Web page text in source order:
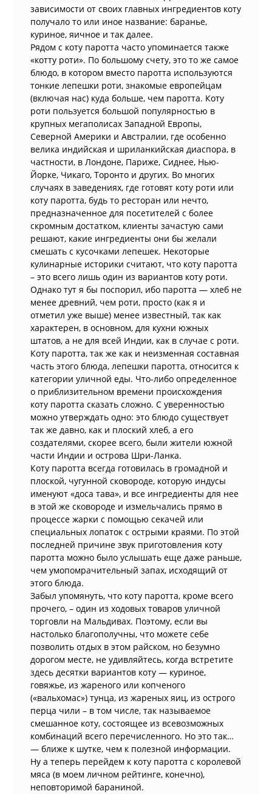
зависимости от своих главных ингредиентов коту
получало то или иное название: баранье,
куриное, яичное и так далее.
Рядом с коту паротта часто упоминается также
«котту роти». По большому счету, это то же самое
блюдо, в котором вместо паротта используются
тонкие лепешки роти, знакомые европейцам
(включая нас) куда больше, чем паротта. Коту
роти пользуется большой популярностью в
крупных мегаполисах Западной Европы,
Северной Америки и Австралии, где особенно
велика индийская и шриланкийская диаспора, в
частности, в Лондоне, Париже, Сиднее, Нью-
Йорке, Чикаго, Торонто и других. Во многих
случаях в заведениях, где готовят коту роти или
коту паротта, будь то ресторан или нечто,
предназначенное для посетителей с более
скромным достатком, клиенты зачастую сами
решают, какие ингредиенты они бы желали
смешать с кусочками лепешек. Некоторые
кулинарные историки считают, что коту паротта
– это всего лишь один из вариантов коту роти.
Однако тут я бы поспорил, ибо паротта — хлеб не
менее древний, чем роти, просто (как я и
отметил уже выше) менее известный, так как
характерен, в основном, для кухни южных
штатов, а не для всей Индии, как в случае с роти.
Коту паротта, так же как и неизменная составная
часть этого блюда, лепешки паротта, относится к
категории уличной еды. Что-либо определенное
о приблизительном времени происхождения
коту паротта сказать сложно. С уверенностью
можно утверждать одно: это блюдо существует
так же давно, как и плоский хлеб, а его
создателями, скорее всего, были жители южной
части Индии и острова Шри-Ланка.
Коту паротта всегда готовилась в громадной и
плоской, чугунной сковороде, которую индусы
именуют «доса тава», и все ингредиенты для нее
в этой же сковороде и измельчались прямо в
процессе жарки с помощью секачей или
специальных лопаток с острыми краями. По этой
последней причине звук приготовления коту
паротта можно было услышать еще даже раньше,
чем умопомрачительный запах, исходящий от
этого блюда.
Забыл упомянуть, что коту паротта, кроме всего
прочего, – один из ходовых товаров уличной
торговли на Мальдивах. Поэтому, если вы
настолько благополучны, что можете себе
позволить отдых в этом райском, но безумно
дорогом месте, не удивляйтесь, когда встретите
здесь десятки вариантов коту — куриное,
говяжье, из жареного или копченого
(«вальхомас») тунца, из жареных яиц, из острого
перца чили – в том числе, так называемое
смешанное коту, состоящее из всевозможных
комбинаций всего перечисленного. Но это так…
— ближе к шутке, чем к полезной информации.
Ну а теперь перейдем к коту паротта с королевой
мяса (в моем личном рейтинге, конечно),
неповторимой бараниной.